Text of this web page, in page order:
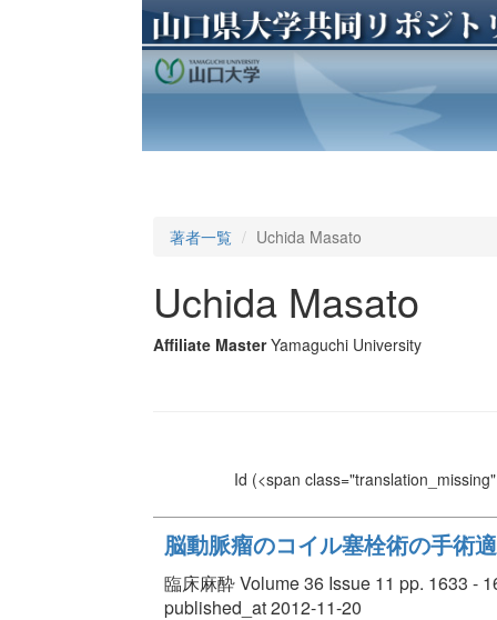
著者一覧 Uchida Masato
Uchida Masato
Affiliate Master Yamaguchi University
Id (<span
脳動脈瘤のコイル塞栓術の手術
臨床麻酔 Volume 36 Issue 11 pp. 1633 -
published_at 2012-11-20